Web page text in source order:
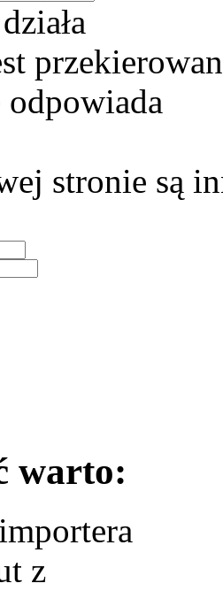
odpowiada
stronie są
warto: